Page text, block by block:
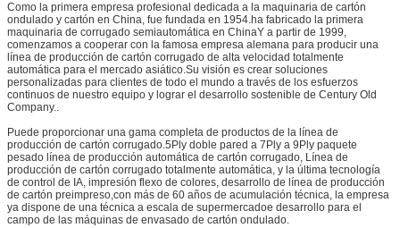
Como la primera empresa profesional dedicada a la maquinaria de cartón
ondulado y cartón en China, fue fundada en 1954.ha fabricado la primera
maquinaria de corrugado semiautomática en ChinaY a partir de 1999,
comenzamos a cooperar con la famosa empresa alemana para producir una
línea de producción de cartón corrugado de alta velocidad totalmente
automática para el mercado asiático.Su visión es crear soluciones
personalizadas para clientes de todo el mundo a través de los esfuerzos
continuos de nuestro equipo y lograr el desarrollo sostenible de Century Old
Company..
Puede proporcionar una gama completa de productos de la línea de
producción de cartón corrugado.5Ply doble pared a 7Ply a 9Ply paquete
pesado línea de producción automática de cartón corrugado, Línea de
producción de cartón corrugado totalmente automática, y la última tecnología
de control de IA, impresión flexo de colores, desarrollo de línea de producción
de cartón preimpreso,con más de 60 años de acumulación técnica, la empresa
ya dispone de una técnica a escala de supermercadoe desarrollo para el
campo de las máquinas de envasado de cartón ondulado.